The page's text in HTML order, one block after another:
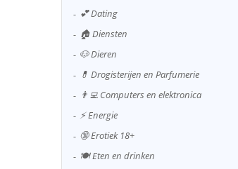
💕 Dating
🏠 Diensten
🐶 Dieren
💊 Drogisterijen en Parfumerie
👨‍💻 Computers en elektronica
⚡ Energie
🔞 Erotiek 18+
🍽️ Eten en drinken